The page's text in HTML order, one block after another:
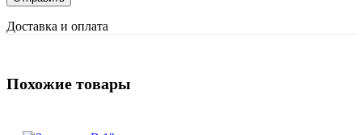
Доставка и оплата
Похожие товары